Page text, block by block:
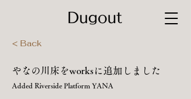
< Back
やなの川床をworksに追加しました
Added Riverside Platform YANA